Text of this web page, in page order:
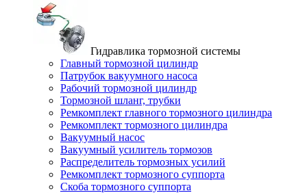
Гидравлика тормозной системы
Главный тормозной цилиндр
Патрубок вакуумного насоса
Рабочий тормозной цилиндр
Тормозной шланг, трубки
Ремкомплект главного тормозного цилиндра
Ремкомплект тормозного цилиндра
Вакуумный насос
Вакуумный усилитель тормозов
Распределитель тормозных усилий
Ремкомплект тормозного суппорта
Скоба тормозного суппорта